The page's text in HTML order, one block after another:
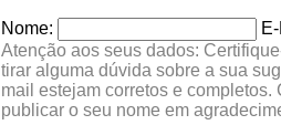
Nome:
Atenção aos seus dados:
tirar alguma dúvida sobre a sua
mail estejam corretos e
publicar o seu nome em